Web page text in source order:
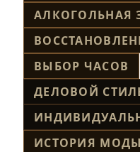
АЛКОГОЛЬНАЯ
ВЫБОР ЧАСОВ
ДЕЛОВОЙ
ИСТОРИЯ МОДЫ